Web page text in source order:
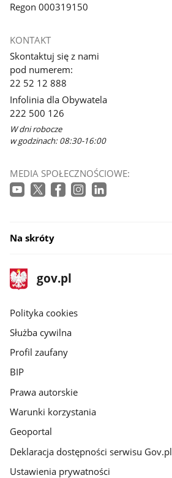
Regon 000319150
KONTAKT
Skontaktuj się z nami
pod numerem:
22 52 12 888
Infolinia dla Obywatela
222 500 126
W dni robocze
w godzinach: 08:30-16:00
MEDIA SPOŁECZNOŚCIOWE:
Na skróty
stopka
gov.pl
Strona
gov.pl
gov.pl
Polityka cookies
Służba cywilna
Profil zaufany
BIP
Prawa autorskie
Warunki korzystania
Geoportal
Deklaracja dostępności serwisu Gov.pl
Ustawienia prywatności